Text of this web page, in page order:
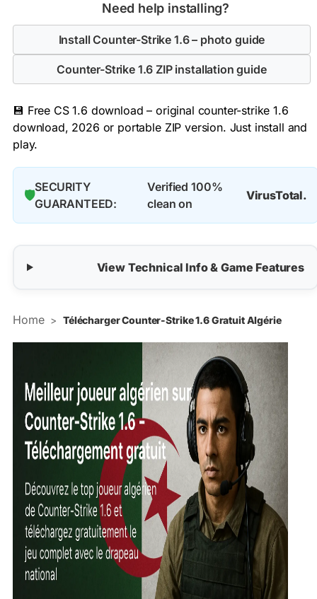
Need help installing?
Install Counter-Strike 1.6 – photo guide
Counter-Strike 1.6 ZIP installation guide
💾 Free CS 1.6 download – original counter-strike 1.6
download, 2026 or portable ZIP version. Just install and
play.
🛡️
SECURITY
GUARANTEED:
Verified 100%
clean on
VirusTotal.
View Technical Info & Game Features
Home > Télécharger Counter-Strike 1.6 Gratuit Algérie